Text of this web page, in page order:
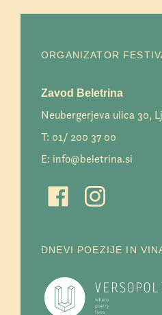
ORGANIZATOR
Zavod Beletrina
Neubergerjeva ulica 30,
T: 01/ 200 37 00
E: info@beletrina.si
DNEVI POEZIJE IN